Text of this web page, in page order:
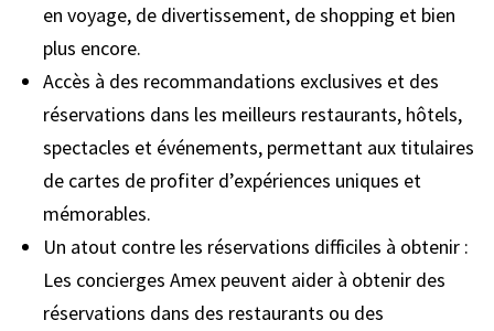
en voyage, de divertissement, de shopping et bien
plus encore.
Accès à des recommandations exclusives et des
réservations dans les meilleurs restaurants, hôtels,
spectacles et événements, permettant aux titulaires
de cartes de profiter d’expériences uniques et
mémorables.
Un atout contre les réservations difficiles à obtenir :
Les concierges Amex peuvent aider à obtenir des
réservations dans des restaurants ou des